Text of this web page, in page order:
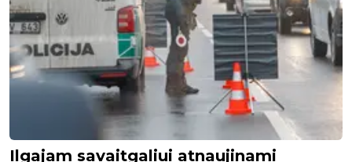
Ilgajam savaitgaliui atnaujinami